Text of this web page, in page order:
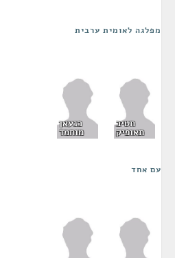
מפלגה לאומית ערבית
חטיב
תאופיק
כנעאן
מוחמד
עם אחד